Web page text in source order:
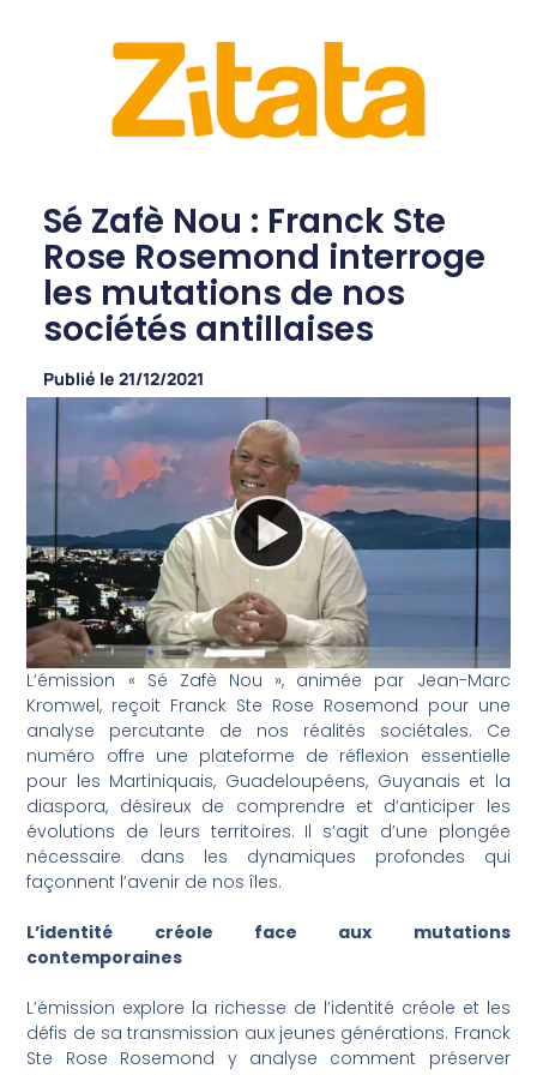
Sé Zafè Nou : Franck Ste
Rose Rosemond interroge
les mutations de nos
sociétés antillaises
Publié le 21/12/2021
L’émission « Sé Zafè Nou », animée par Jean-Marc
Kromwel, reçoit Franck Ste Rose Rosemond pour une
analyse percutante de nos réalités sociétales. Ce
numéro offre une plateforme de réflexion essentielle
pour les Martiniquais, Guadeloupéens, Guyanais et la
diaspora, désireux de comprendre et d’anticiper les
évolutions de leurs territoires. Il s’agit d’une plongée
nécessaire dans les dynamiques profondes qui
façonnent l’avenir de nos îles.
L’identité créole face aux mutations
contemporaines
L’émission explore la richesse de l’identité créole et les
défis de sa transmission aux jeunes générations. Franck
Ste Rose Rosemond y analyse comment préserver